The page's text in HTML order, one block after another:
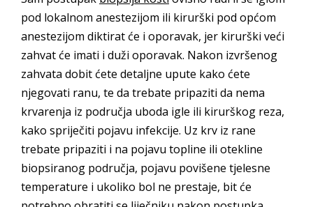
pod lokalnom anestezijom ili kirurški pod općom
anestezijom diktirat će i oporavak, jer kirurški veći
zahvat će imati i duži oporavak. Nakon izvršenog
zahvata dobit ćete detaljne upute kako ćete
njegovati ranu, te da trebate pripaziti da nema
krvarenja iz područja uboda igle ili kirurškog reza,
kako spriječiti pojavu infekcije. Uz krv iz rane
trebate pripaziti i na pojavu topline ili otekline
biopsiranog područja, pojavu povišene tjelesne
temperature i ukoliko bol ne prestaje, bit će